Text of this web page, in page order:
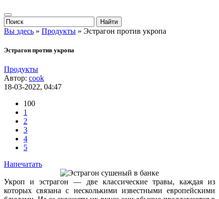
Вы здесь » Продукты » Эстрагон против укропа
Эстрагон против укропа
Продукты
Автор: cook
18-03-2022, 04:47
100
1
2
3
4
5
Напечатать
Укроп и эстрагон — две классические травы, каждая из
которых связана с несколькими известными европейскими